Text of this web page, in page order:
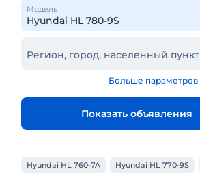
Модель
Регион, город, населенный пункт
Больше параметров
Показать объявления
Hyundai HL 760-7A Hyundai HL 770-9S